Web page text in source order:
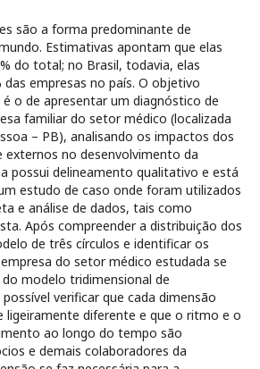
são a forma predominante de
Estimativas apontam que elas
do total; no Brasil, todavia, elas
empresas no país. O objetivo
o de apresentar um diagnóstico de
familiar do setor médico (localizada
– PB), analisando os impactos dos
no desenvolvimento da
possui delineamento qualitativo e está
estudo de caso onde foram utilizados
e análise de dados, tais como
Após compreender a distribuição dos
de três círculos e identificar os
do setor médico estudada se
modelo tridimensional de
verificar que cada dimensão
ligeiramente diferente e que o ritmo e o
ao longo do tempo são
e demais colaboradores da